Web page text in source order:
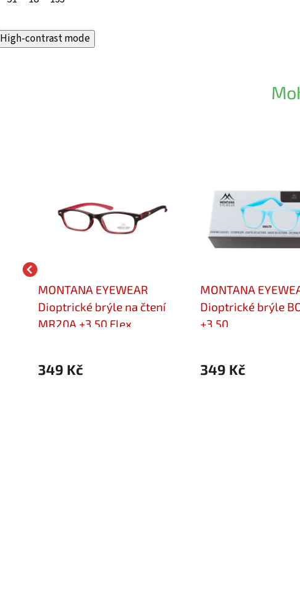
High-contrast mode
MONTANA EYEWEAR
Dioptrické brýle na čtení
MR20A +3,50 Flex
349 Kč
MONTANA
Dioptrické brýle
+3,50
349 Kč